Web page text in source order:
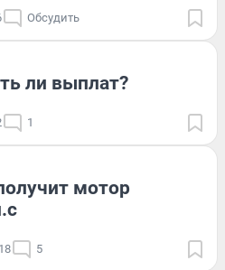
Обсудить
ли выплат?
1
мотор
5